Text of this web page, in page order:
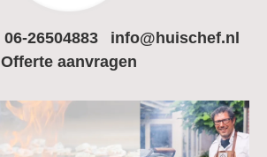
06-26504883
info@huischef.nl
Offerte aanvragen